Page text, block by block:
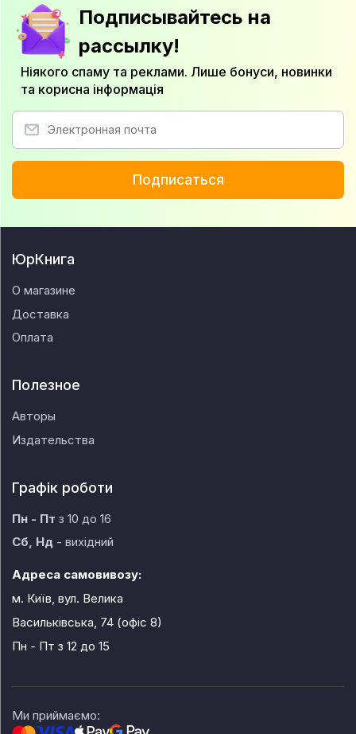
Подписывайтесь на
рассылку!
Ніякого спаму та реклами. Лише бонуси, новинки
та корисна інформація
Подписаться
ЮрКнига
О магазине
Доставка
Оплата
Полезное
Авторы
Издательства
Графік роботи
Пн - Пт з 10 до 16
Сб, Нд - вихідний
Адреса самовивозу:
м. Київ, вул. Велика
Васильківська, 74 (офіс 8)
Пн - Пт з 12 до 15
Ми приймаємо: